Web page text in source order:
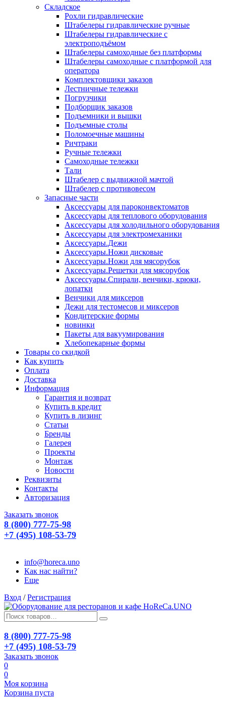
Складское
Рохли гидравлические
Штабелеры гидравлические ручные
Штабелеры гидравлические с
электроподъёмом
Штабелеры самоходные без платформы
Штабелеры самоходные с платформой для
оператора
Комплектовщики заказов
Лестничные тележки
Погрузчики
Подборщик заказов
Подъемники и вышки
Подъемные столы
Поломоечные машины
Ричтраки
Ручные тележки
Самоходные тележки
Тали
Штабелер с выдвижной мачтой
Штабелер с противовесом
Запасные части
Аксессуары для пароконвектоматов
Аксессуары для теплового оборудования
Аксессуары для холодильного оборудования
Аксессуары для электромеханики
Аксессуары.Дежи
Аксессуары.Ножи дисковые
Аксессуары.Ножи для мясорубок
Аксессуары.Решетки для мясорубок
Аксессуары.Спирали, венчики, крюки,
лопатки
Венчики для миксеров
Дежи для тестомесов и миксеров
Кондитерские формы
новинки
Пакеты для вакуумирования
Хлебопекарные формы
Товары со скидкой
Как купить
Оплата
Доставка
Информация
Гарантия и возврат
Купить в кредит
Купить в лизинг
Статьи
Бренды
Галерея
Проекты
Монтаж
Новости
Реквизиты
Контакты
Авторизация
Заказать звонок
8 (800) 777-75-98
+7 (495) 108-53-79
info@horeca.uno
Как нас найти?
Еще
Вход / Регистрация
8 (800) 777-75-98
+7 (495) 108-53-79
Заказать звонок
0
0
Моя корзина
Корзина пуста